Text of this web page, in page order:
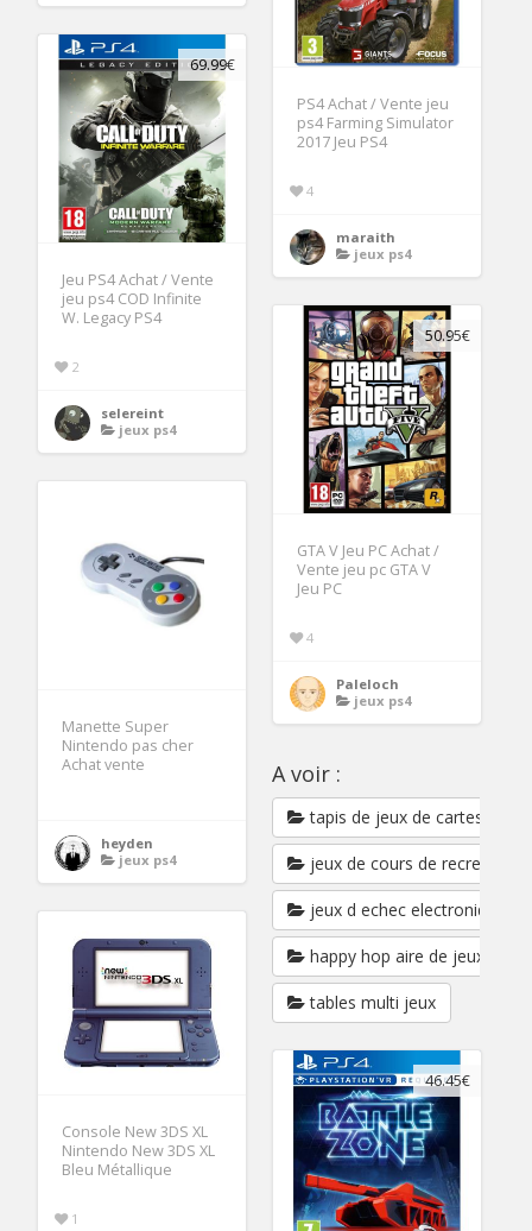
PS4 Achat / Vente jeu
ps4 Farming Simulator
2017 Jeu PS4
4
maraith
jeux ps4
69.99€
Jeu PS4 Achat / Vente
jeu ps4 COD Infinite
W. Legacy PS4
2
selereint
jeux ps4
50.95€
GTA V Jeu PC Achat /
Vente jeu pc GTA V
Jeu PC
4
Paleloch
jeux ps4
Manette Super
Nintendo pas cher
Achat vente
heyden
jeux ps4
A voir :
tapis de jeux de cartes
jeux de cours de recreation
jeux d echec electronique
happy hop aire de jeux
tables multi jeux
Console New 3DS XL
Nintendo New 3DS XL
Bleu Métallique
1
46.45€